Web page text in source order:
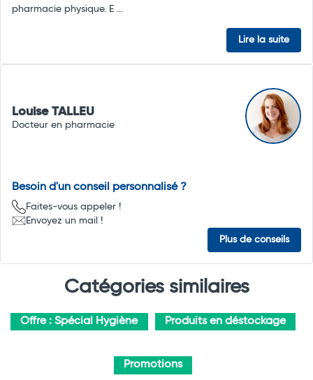
pharmacie physique. E ...
Lire la suite
Louise TALLEU
Docteur en pharmacie
Besoin d'un conseil personnalisé ?
Faites-vous appeler !
Envoyez un mail !
Plus de conseils
Catégories similaires
Offre : Spécial Hygiène Produits en déstockage
Promotions